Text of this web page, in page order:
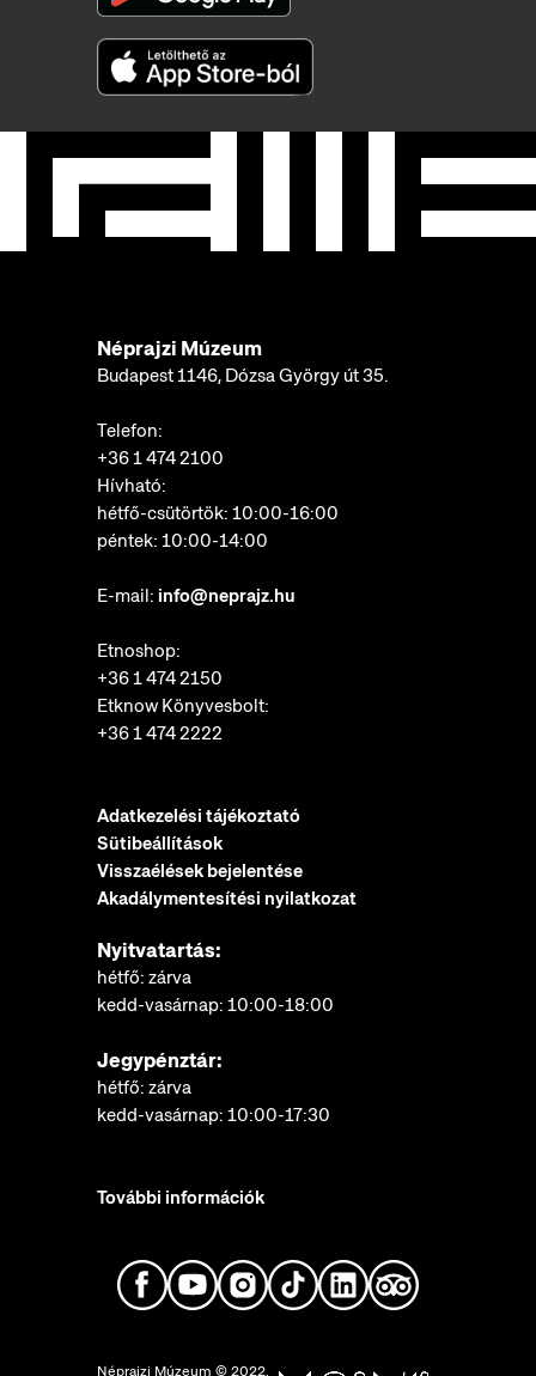
Néprajzi Múzeum
Budapest 1146, Dózsa György út 35.
Telefon:
+36 1 474 2100
Hívható:
hétfő-csütörtök: 10:00-16:00
péntek: 10:00-14:00
E-mail: info@neprajz.hu
Etnoshop:
+36 1 474 2150
Etknow Könyvesbolt:
+36 1 474 2222
Adatkezelési tájékoztató
Sütibeállítások
Visszaélések bejelentése
Akadálymentesítési nyilatkozat
Nyitvatartás:
hétfő: zárva
kedd-vasárnap: 10:00-18:00
Jegypénztár:
hétfő: zárva
kedd-vasárnap: 10:00-17:30
További információk
Néprajzi Múzeum © 2022.